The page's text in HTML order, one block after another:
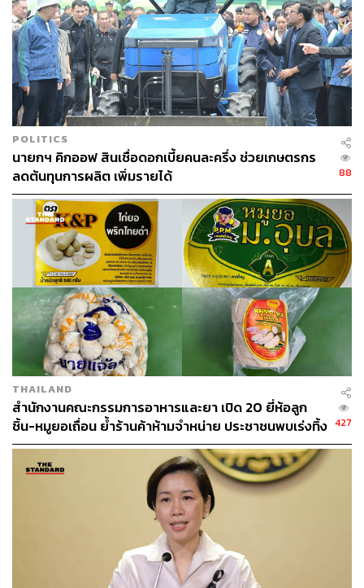
พบโรคในประเทศ กรมปศุสัตว์จะต้องดำเนินการประกาศเป็น
เขตโรคระบาดและมีการควบคุมการเคลื่อนย้ายในรัศมี 5
กิโลเมตรรอบจุดที่พบโรค ร่วมกับจะต้องพิจารณาทำลายสุกร
ที่มีเหตุอันควรสงสัยว่าเป็นโรค หรือมีความเชื่อมโยงทาง
ระบาดวิทยากับฟาร์มที่เป็นโรคและจ่ายค่าชดใช้ราคาสุกรที่
ถูกทำลาย สำหรับการดำเนินงานในพื้นที่อื่นๆ ที่ไม่อยู่ในรัศมี
การควบคุมโรค การเคลื่อนย้ายสุกรทุกวัตถุประสงค์จะต้อง
ได้รับอนุญาตจากสัตวแพทย์ โดยคำนึงถึงเกษตรกรผู้เลี้ยงสุกร
ให้ได้รับผลกระทบน้อยที่สุด รวมทั้งการขออนุญาตนำสุกร
เข้ามาเลี้ยงต้องได้รับการอนุญาตจากเจ้าหน้าที่ ในขณะ
เดียวกัน กรมปศุสัตว์จะต้องแจ้งการพบโรคไปยังองค์การ
สุขภาพสัตว์โลก (OIE) เพื่อแจ้งเตือนให้ประเทศสมาชิกทราบ
ล่าสุดได้มีการประชุมคณะกรรมการวิชาการป้องกันควบคุม
โรค ASF แล้ว เพื่อทราบผลการตรวจพบเชื้อ ASF จาก 1
ตัวอย่างที่เก็บมาจากโรงฆ่าสัตว์แห่งหนึ่งในจังหวัดนครปฐม
จากตัวอย่างทั้งหมดที่เก็บมา 309 ตัวอย่าง โดยยืนยันผลการ
ตรวจทางห้องปฏิบัติการของสถาบันสุขภาพสัตว์แห่งชาติ
ทั้งนี้ เพื่อประสิทธิภาพในการป้องกันและควบคุมโรคให้สงบ
โดยเร็ว กรมปศุสัตว์เห็นควรประกาศประเทศไทยพบโรค
ASF และรายงานไป OIE ต่อไป
ท้ายที่สุดนี้ กรมปศุสัตว์ขอความร่วมมือพี่น้องเกษตรกรใน
การดำเนินการตามมาตรการควบคุมโรคของกรมปศุสัตว์
โดยเคร่งครัด เพื่อควบคุมโรคให้สงบได้โดยเร็วเหมือนดังที่
กรมปศุสัตว์ได้ดำเนินการควบคุมโรคอย่างเช่น โรคไข้หวัด
นก และขอเรียนพี่น้องประชาชนให้ทราบว่าสุกรที่เป็นโรค
ASF เป็นโรคที่ไม่ติดต่อสู่คนหรือสัตว์ชนิดอื่น ผู้บริโภคยัง
สามารถรับประทานเนื้อสุกรได้อย่างปลอดภัย โดยจะต้องให้
ความร้อนปรุงสุกที่อุณหภูมิสูงกว่า 70 องศาเซลเซียส
POLITICS
นายกฯ คิกออฟ สินเชื่อดอกเบี้ยคนละครึ่ง ช่วยเกษตรกร
ลดต้นทุนการผลิต เพิ่มรายได้
88
THAILAND
สำนักงานคณะกรรมการอาหารและยา เปิด 20 ยี่ห้อลูก
ชิ้น-หมูยอเถื่อน ย้ำร้านค้าห้ามจำหน่าย ประชาชนพบเร่งทิ้ง
ทันที
427